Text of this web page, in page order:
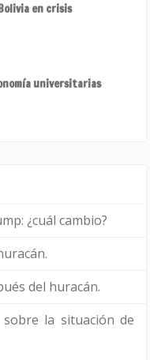
en crisis
universitarias
¿cuál cambio?
del huracán.
la situación de